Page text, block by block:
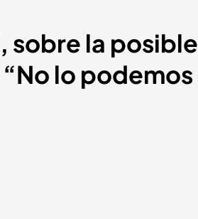
sobre la posible
lo podemos